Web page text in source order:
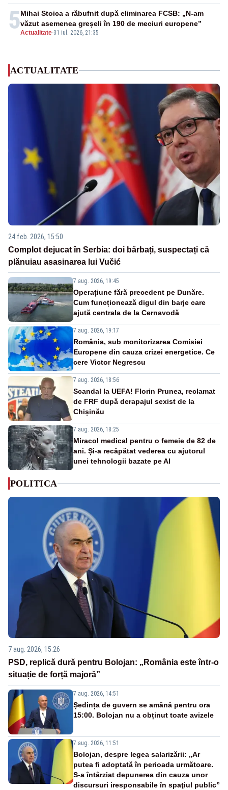
5Actualitate-31 iul. 2026, 21:35
Mihai Stoica a răbufnit după eliminarea FCSB: „N-am
văzut asemenea greșeli în 190 de meciuri europene”
ACTUALITATE
24 feb. 2026, 15:50
Complot dejucat în Serbia: doi bărbați, suspectați că
plănuiau asasinarea lui Vučić
7 aug. 2026, 19:45
Operațiune fără precedent pe Dunăre.
Cum funcționează digul din barje care
ajută centrala de la Cernavodă
7 aug. 2026, 19:17
România, sub monitorizarea Comisiei
Europene din cauza crizei energetice. Ce
cere Victor Negrescu
7 aug. 2026, 18:56
Scandal la UEFA! Florin Prunea, reclamat
de FRF după derapajul sexist de la
Chișinău
7 aug. 2026, 18:25
Miracol medical pentru o femeie de 82 de
ani. Și-a recăpătat vederea cu ajutorul
unei tehnologii bazate pe AI
POLITICA
7 aug. 2026, 15:26
PSD, replică dură pentru Bolojan: „România este într-o
situație de forță majoră”
7 aug. 2026, 14:51
Ședința de guvern se amână pentru ora
15:00. Bolojan nu a obținut toate avizele
7 aug. 2026, 11:51
Bolojan, despre legea salarizării: „Ar
putea fi adoptată în perioada următoare.
S-a întârziat depunerea din cauza unor
discursuri iresponsabile în spaţiul public”